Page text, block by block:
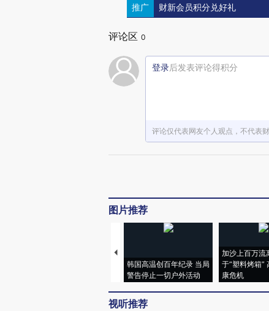
推广 财新会员积分兑好礼
评论区 0
登录后发表评论得积分
评论仅代表网友个人观点，不代表
图片推荐
韩国高温创百年纪录 当局
警告停止一切户外活动
加沙上百万流
于“塑料烤箱”
康危机
视听推荐